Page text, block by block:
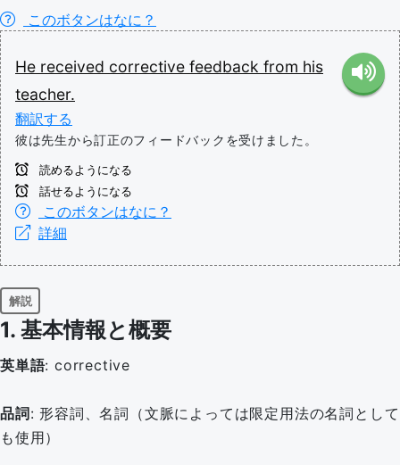
このボタンはなに？
He received corrective feedback from his
teacher.
翻訳する
彼は先生から訂正のフィードバックを受けました。
読めるようになる
話せるようになる
このボタンはなに？
詳細
解説
1. 基本情報と概要
英単語: corrective
品詞: 形容詞、名詞（文脈によっては限定用法の名詞として
も使用）